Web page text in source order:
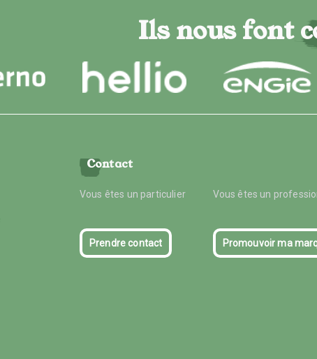
Ils nous font
Contact
Vous êtes un particulier Vous êtes un
Prendre contact Promouvoir ma